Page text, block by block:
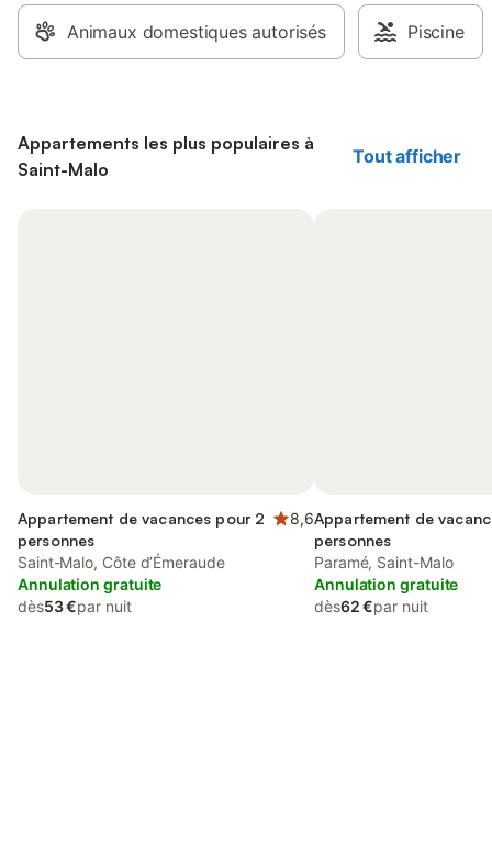
Animaux domestiques autorisés Piscine
Appartements les plus populaires à
Saint-Malo
Tout afficher
Appartement de vacances pour 2
personnes
8,6
Saint-Malo, Côte d’Émeraude
Annulation gratuite
dès53 €par nuit
Appartement de
personnes
Paramé, Saint-Malo
Annulation gratuite
dès62 €par nuit